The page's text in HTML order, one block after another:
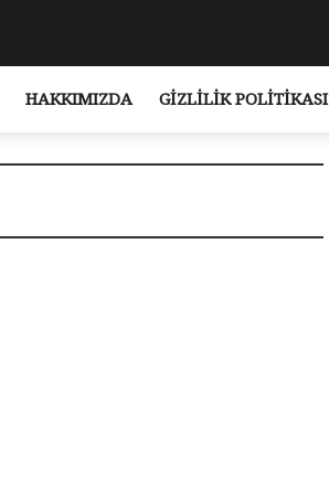
HAKKIMIZDA GIZLILIK POLITIKASI